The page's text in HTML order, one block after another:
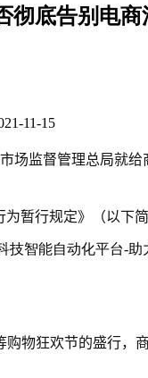
彻底告别电商
11-15
场监督管理总局就给
暂行规定》（以下
购物狂欢节的盛行，